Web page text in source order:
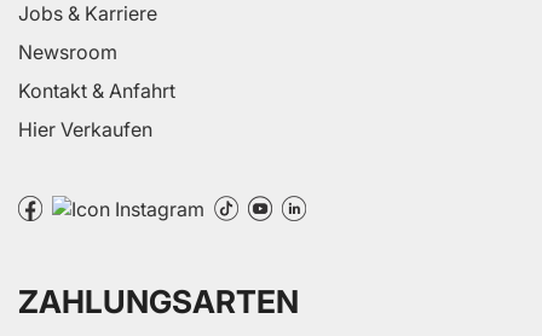
Jobs & Karriere
Newsroom
Kontakt & Anfahrt
Hier Verkaufen
ZAHLUNGSARTEN